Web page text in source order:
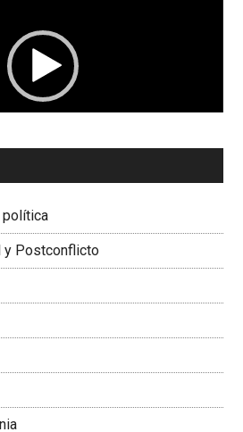
01:04
Presidenta Corporación
política
y Postconflicto